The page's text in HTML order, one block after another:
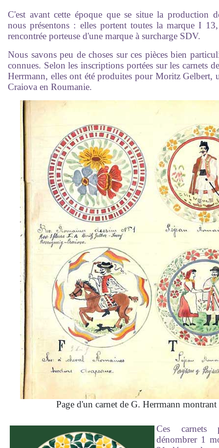
C'est avant cette époque que se situe la production
nous présentons : elles portent toutes la marque I
rencontrée porteuse d'une marque à surcharge SDV.
Nous savons peu de choses sur ces pièces bien
connues. Selon les inscriptions portées sur les carnets
Herrmann, elles ont été produites pour Moritz Gelbert,
Craiova en Roumanie.
Page d'un carnet de G. Herrmann montrant
Ces carnets
dénombrer 1